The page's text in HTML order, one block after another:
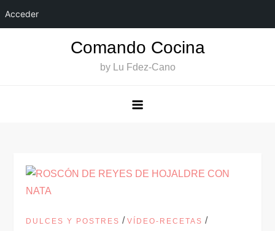
Acceder
Comando Cocina
by Lu Fdez-Cano
DULCES Y POSTRES /VÍDEO-RECETAS /